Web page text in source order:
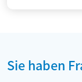
Sie haben